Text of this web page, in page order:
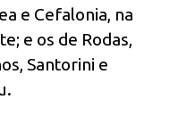
e Cefalonia, na
e os de Rodas,
Santorini e